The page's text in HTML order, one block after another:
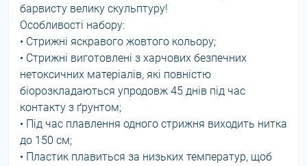
барвисту велику скульптуру!
Особливості набору:
• Стрижні яскравого жовтого кольору;
• Стрижні виготовлені з харчових безпечних
нетоксичних матеріалів, які повністю
біорозкладаються упродовж 45 днів під час
контакту з ґрунтом;
• Під час плавлення одного стрижня виходить нитка
до 150 см;
• Пластик плавиться за низьких температур, щоб